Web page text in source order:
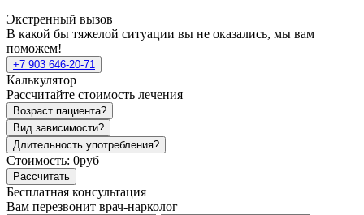
Экстренный вызов
В какой бы тяжелой ситуации вы не оказались, мы вам
поможем!
+7 903 646-20-71
Калькулятор
Рассчитайте стоимость лечения
Возраст пациента?
Вид зависимости?
Длительность употребления?
Стоимость: 0руб
Рассчитать
Бесплатная консультация
Вам перезвонит врач-нарколог